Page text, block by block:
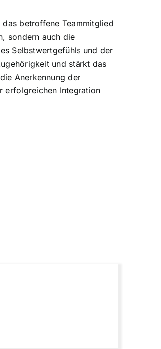
betroffene Teammitglied
sondern auch die
Selbstwertgefühls und der
und stärkt das
Anerkennung der
erfolgreichen Integration